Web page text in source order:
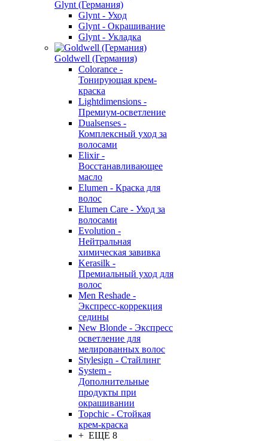
Glynt (Германия)
Glynt - Уход
Glynt - Окрашивание
Glynt - Укладка
Goldwell (Германия)
Colorance -
Тонирующая крем-
краска
Lightdimensions -
Премиум-осветление
Dualsenses -
Комплексный уход за
волосами
Elixir -
Восстанавливающее
масло
Elumen - Краска для
волос
Elumen Care - Уход за
волосами
Evolution -
Нейтральная
химическая завивка
Kerasilk -
Премиальный уход для
волос
Men Reshade -
Экспресс-коррекция
седины
New Blonde - Экспресс
осветление для
мелированных волос
Stylesign - Стайлинг
System -
Дополнительные
продукты при
окрашивании
Topchic - Стойкая
крем-краска
+ ЕЩЕ 8